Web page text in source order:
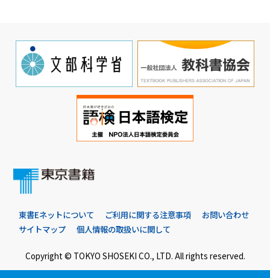
東書Eネットについて ご利用に関する注意事項
お問い合わせ
サイトマップ
個人情報の取扱いに関して
Copyright © TOKYO SHOSEKI CO., LTD. All rights reserved.